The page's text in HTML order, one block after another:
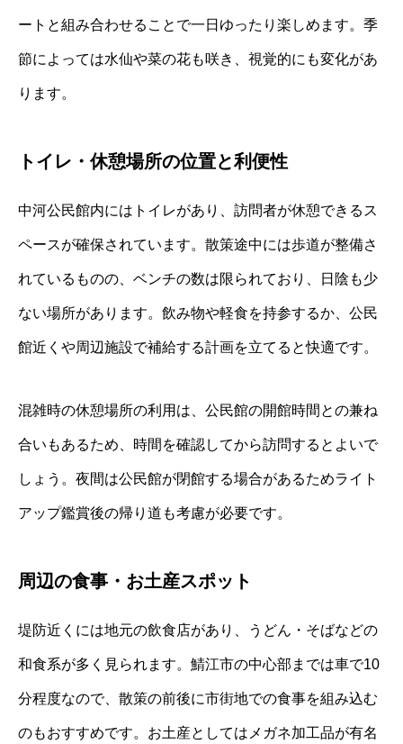
ートと組み合わせることで一日ゆったり楽しめます。季
節によっては水仙や菜の花も咲き、視覚的にも変化があ
ります。
トイレ・休憩場所の位置と利便性
中河公民館内にはトイレがあり、訪問者が休憩できるス
ペースが確保されています。散策途中には歩道が整備さ
れているものの、ベンチの数は限られており、日陰も少
ない場所があります。飲み物や軽食を持参するか、公民
館近くや周辺施設で補給する計画を立てると快適です。
混雑時の休憩場所の利用は、公民館の開館時間との兼ね
合いもあるため、時間を確認してから訪問するとよいで
しょう。夜間は公民館が閉館する場合があるためライト
アップ鑑賞後の帰り道も考慮が必要です。
周辺の食事・お土産スポット
堤防近くには地元の飲食店があり、うどん・そばなどの
和食系が多く見られます。鯖江市の中心部までは車で10
分程度なので、散策の前後に市街地での食事を組み込む
のもおすすめです。お土産としてはメガネ加工品が有名